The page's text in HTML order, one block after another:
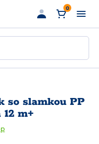
0
so slamkou PP
m+